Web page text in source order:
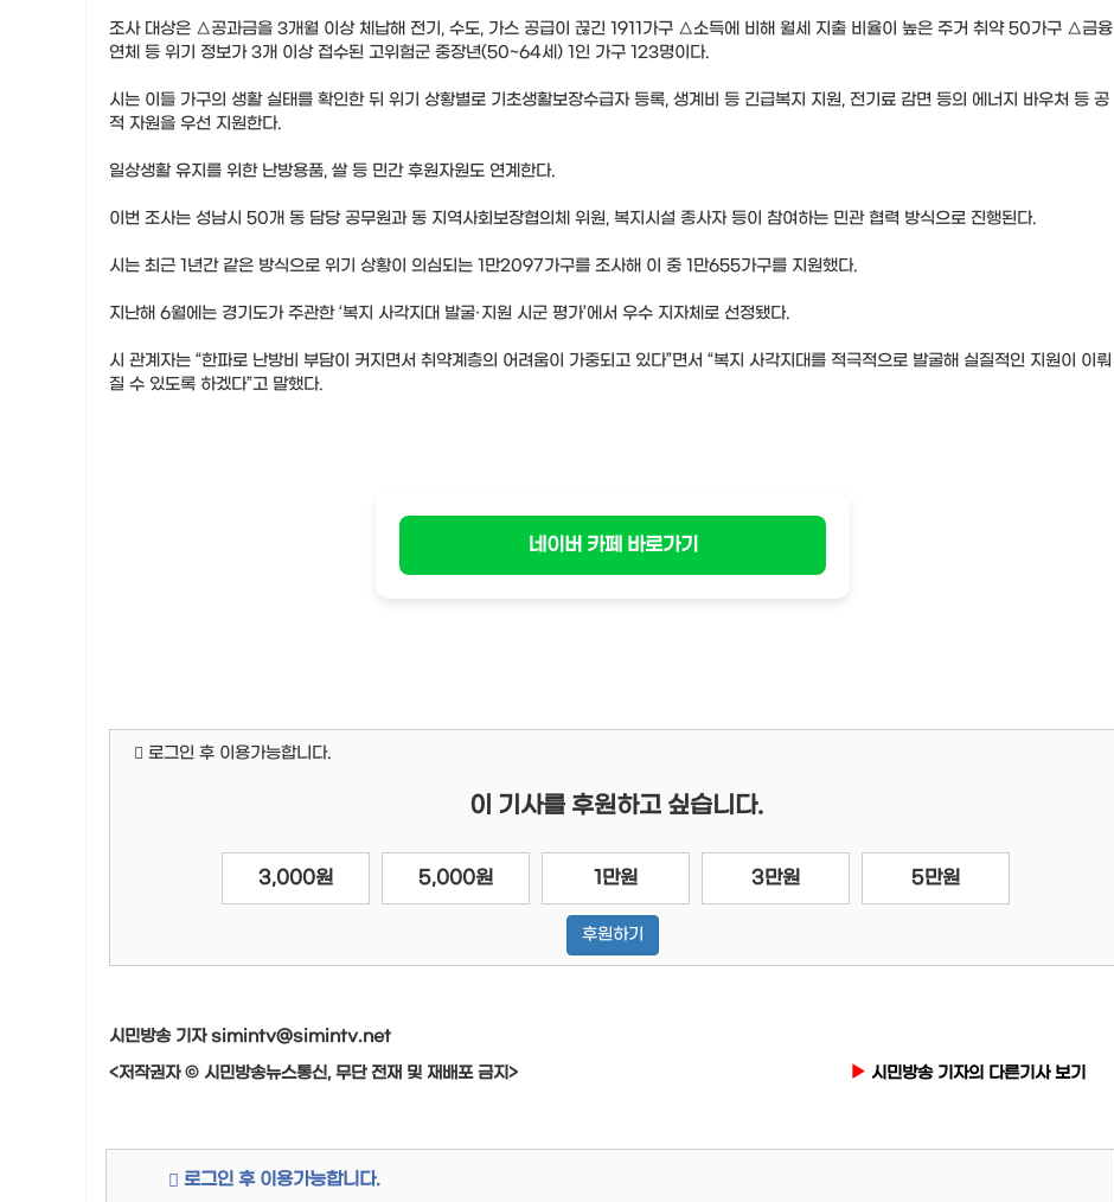
조사 대상은 △공과금을 3개월 이상 체납해 전기, 수도, 가스 공급이 끊긴 1911가구 △소득에 비해 월세 지출 비율이 높은 주거 취약 50가구 △금융
연체 등 위기 정보가 3개 이상 접수된 고위험군 중장년(50~64세) 1인 가구 123명이다.
시는 이들 가구의 생활 실태를 확인한 뒤 위기 상황별로 기초생활보장수급자 등록, 생계비 등 긴급복지 지원, 전기료 감면 등의 에너지 바우처 등 공
적 자원을 우선 지원한다.
일상생활 유지를 위한 난방용품, 쌀 등 민간 후원자원도 연계한다.
이번 조사는 성남시 50개 동 담당 공무원과 동 지역사회보장협의체 위원, 복지시설 종사자 등이 참여하는 민관 협력 방식으로 진행된다.
시는 최근 1년간 같은 방식으로 위기 상황이 의심되는 1만2097가구를 조사해 이 중 1만655가구를 지원했다.
지난해 6월에는 경기도가 주관한 ‘복지 사각지대 발굴·지원 시군 평가’에서 우수 지자체로 선정됐다.
시 관계자는 “한파로 난방비 부담이 커지면서 취약계층의 어려움이 가중되고 있다”면서 “복지 사각지대를 적극적으로 발굴해 실질적인 지원이 이뤄
질 수 있도록 하겠다”고 말했다.
네이버 카페 바로가기
로그인 후 이용가능합니다.
이 기사를 후원하고 싶습니다.
3,000원 5,000원 1만원 3만원 5만원
후원하기
시민방송 기자 simintv@simintv.net
<저작권자 © 시민방송뉴스통신, 무단 전재 및 재배포 금지>
시민방송 기자의 다른기사 보기
로그인 후 이용가능합니다.